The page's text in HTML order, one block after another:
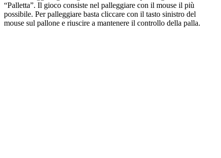
“Palletta”. Il gioco consiste nel palleggiare con il mouse il più
possibile. Per palleggiare basta cliccare con il tasto sinistro del
mouse sul pallone e riuscire a mantenere il controllo della palla.